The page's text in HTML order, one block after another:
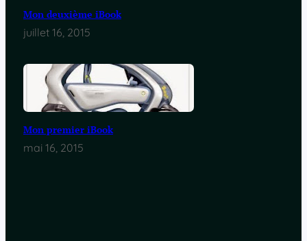
Mon deuxième iBook
juillet 16, 2015
Mon premier iBook
mai 16, 2015